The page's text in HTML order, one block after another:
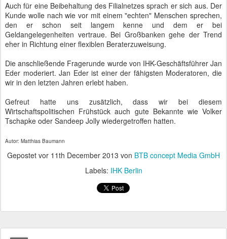
Auch für eine Beibehaltung des Filialnetzes sprach er sich aus. Der
Kunde wolle nach wie vor mit einem "echten" Menschen sprechen,
den er schon seit langem kenne und dem er bei
Geldangelegenheiten vertraue. Bei Großbanken gehe der Trend
eher in Richtung einer flexiblen Beraterzuweisung.
Die anschließende Fragerunde wurde von IHK-Geschäftsführer Jan
Eder moderiert. Jan Eder ist einer der fähigsten Moderatoren, die
wir in den letzten Jahren erlebt haben.
Gefreut hatte uns zusätzlich, dass wir bei diesem
Wirtschaftspolitischen Frühstück auch gute Bekannte wie Volker
Tschapke oder Sandeep Jolly wiedergetroffen hatten.
Autor: Matthias Baumann
Gepostet vor 11th December 2013 von BTB concept Media GmbH
Labels: IHK Berlin